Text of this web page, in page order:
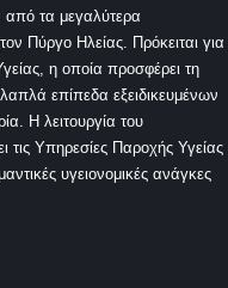
από τα μεγαλύτερα
Πύργο Ηλείας. Πρόκειται για
η οποία προσφέρει τη
επίπεδα εξειδικευμένων
Η λειτουργία του
Υπηρεσίες Παροχής Υγείας
υγειονομικές ανάγκες